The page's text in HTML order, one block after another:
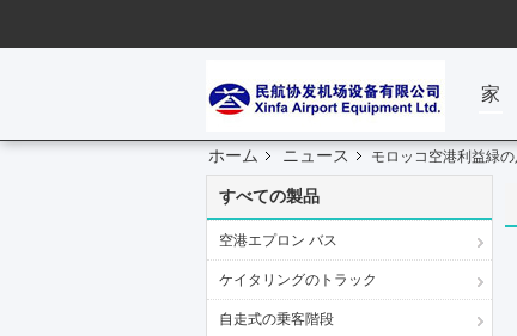
家
ホーム ニュース モロッコ空港利益緑
すべての製品
空港エプロン バス
ケイタリングのトラック
自走式の乗客階段